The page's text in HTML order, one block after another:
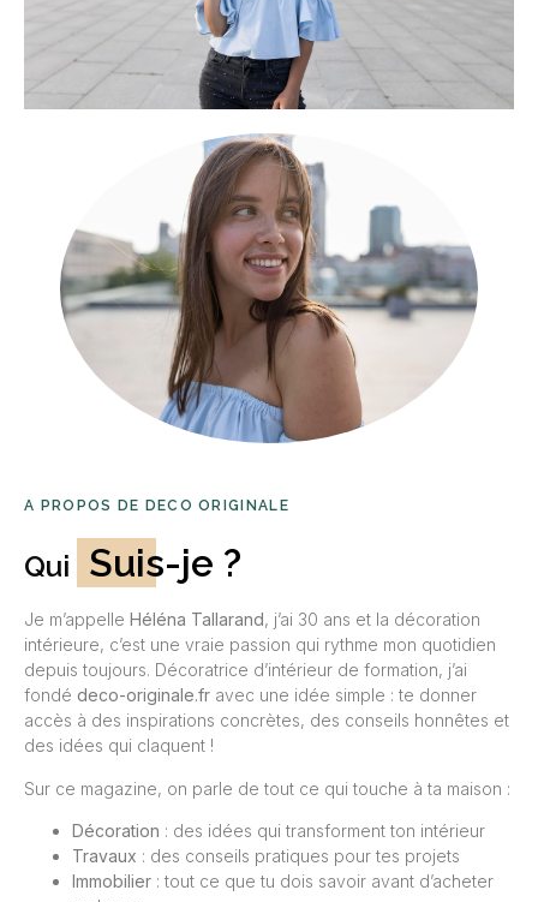
A PROPOS DE DECO ORIGINALE
Qui Suis-je ?
Je m’appelle Héléna Tallarand, j’ai 30 ans et la décoration
intérieure, c’est une vraie passion qui rythme mon quotidien
depuis toujours. Décoratrice d’intérieur de formation, j’ai
fondé deco-originale.fr avec une idée simple : te donner
accès à des inspirations concrètes, des conseils honnêtes et
des idées qui claquent !
Sur ce magazine, on parle de tout ce qui touche à ta maison :
Décoration : des idées qui transforment ton intérieur
Travaux : des conseils pratiques pour tes projets
Immobilier : tout ce que tu dois savoir avant d’acheter